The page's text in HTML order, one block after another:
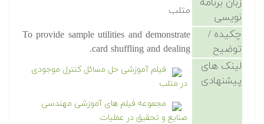
زبان برنامه
نویسی
متلب
چکیده /
توضیح
To provide sample utilities and demonstrate
card shuffling and dealing.
لینک های
پیشنهادی
فیلم آموزشی حل مسائل کنترل موجودی
در متلب
مجموعه فیلم های آموزشی مهندسی
صنایع و تحقیق در عملیات